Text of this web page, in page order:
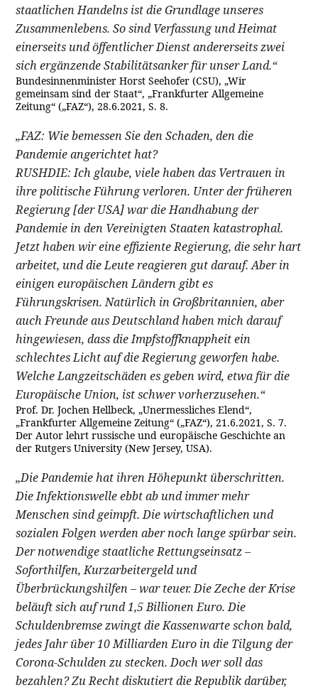
staatlichen Handelns ist die Grundlage unseres
Zusammenlebens. So sind Verfassung und Heimat
einerseits und öffentlicher Dienst andererseits zwei
sich ergänzende Stabilitätsanker für unser Land.“
Bundesinnenminister Horst Seehofer (CSU), „Wir
gemeinsam sind der Staat“, „Frankfurter Allgemeine
Zeitung“ („FAZ“), 28.6.2021, S. 8.
„FAZ: Wie bemessen Sie den Schaden, den die
Pandemie angerichtet hat?
RUSHDIE: Ich glaube, viele haben das Vertrauen in
ihre politische Führung verloren. Unter der früheren
Regierung [der USA] war die Handhabung der
Pandemie in den Vereinigten Staaten katastrophal.
Jetzt haben wir eine effiziente Regierung, die sehr hart
arbeitet, und die Leute reagieren gut darauf. Aber in
einigen europäischen Ländern gibt es
Führungskrisen. Natürlich in Großbritannien, aber
auch Freunde aus Deutschland haben mich darauf
hingewiesen, dass die Impfstoffknappheit ein
schlechtes Licht auf die Regierung geworfen habe.
Welche Langzeitschäden es geben wird, etwa für die
Europäische Union, ist schwer vorherzusehen.“
Prof. Dr. Jochen Hellbeck, „Unermessliches Elend“,
„Frankfurter Allgemeine Zeitung“ („FAZ“), 21.6.2021, S. 7.
Der Autor lehrt russische und europäische Geschichte an
der Rutgers University (New Jersey, USA).
„Die Pandemie hat ihren Höhepunkt überschritten.
Die Infektionswelle ebbt ab und immer mehr
Menschen sind geimpft. Die wirtschaftlichen und
sozialen Folgen werden aber noch lange spürbar sein.
Der notwendige staatliche Rettungseinsatz –
Soforthilfen, Kurzarbeitergeld und
Überbrückungshilfen – war teuer. Die Zeche der Krise
beläuft sich auf rund 1,5 Billionen Euro. Die
Schuldenbremse zwingt die Kassenwarte schon bald,
jedes Jahr über 10 Milliarden Euro in die Tilgung der
Corona-Schulden zu stecken. Doch wer soll das
bezahlen? Zu Recht diskutiert die Republik darüber,